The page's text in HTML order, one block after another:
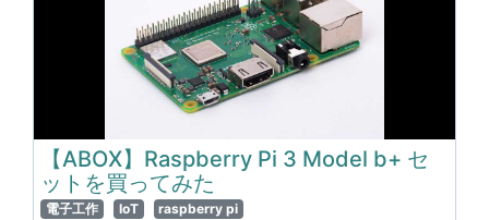
【ABOX】Raspberry Pi 3 Model b+ セ
ットを買ってみた
電子工作 IoT raspberry pi